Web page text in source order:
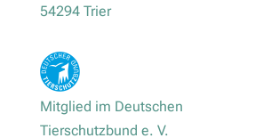
54294 Trier
Mitglied im Deutschen
Tierschutzbund e. V.